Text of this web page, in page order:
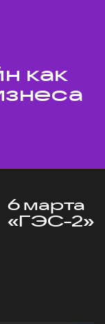
как
6 марта
«ГЭС-2»